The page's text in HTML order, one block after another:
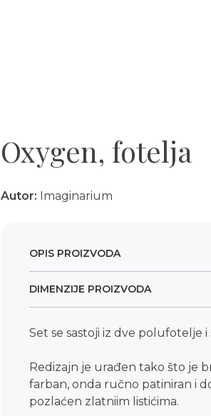
Oxygen, fotelja
Autor: Imaginarium
OPIS PROIZVODA
DIMENZIJE PROIZVODA
Set se sastoji iz dve polufotelje i
Redizajn je urađen tako što je
farban, onda ručno patiniran i
pozlaćen zlatniim listićima.